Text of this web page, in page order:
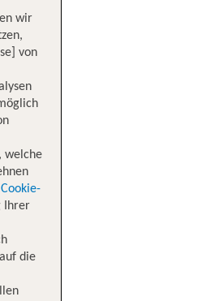
wir
von
welche
Cookie-
Ihrer
die